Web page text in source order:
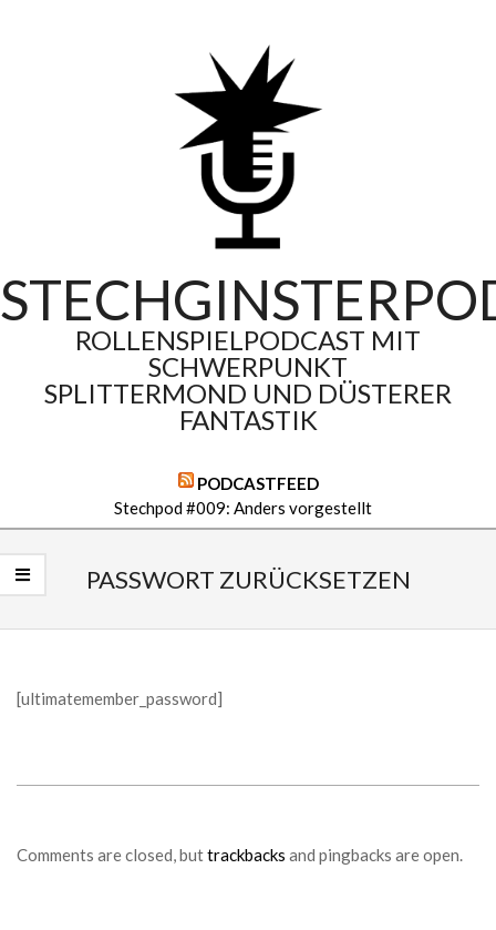
ROLLENSPIELPODCAST MIT
SCHWERPUNKT
SPLITTERMOND UND DÜSTERER
FANTASTIK
PODCASTFEED
Stechpod #009: Anders vorgestellt
Navigation
Menu
PASSWORT ZURÜCKSETZEN
[ultimatemember_password]
18
Comments are closed, buttrackbacks and pingbacks are open.